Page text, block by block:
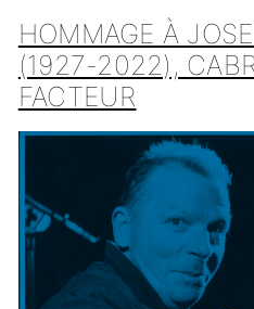
HOMMAGE À
(1927-2022),
FACTEUR